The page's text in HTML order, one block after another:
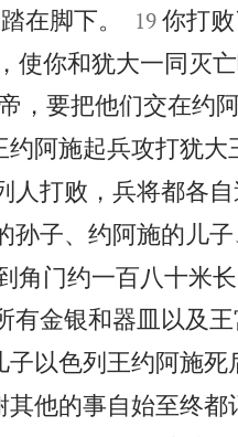
在脚下。


19 你打
使你和犹大一同灭
，要把他们交在约
阿施起兵攻打犹大
人打败，兵将都各
孙子、约阿施的儿
角门约一百八十米
有金银和器皿以及
子以色列王约阿施死
其他的事自始至终都